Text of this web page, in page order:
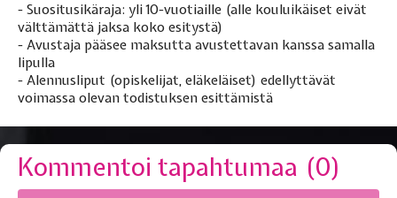
- Suositusikäraja: yli 10-vuotiaille (alle kouluikäiset eivät
välttämättä jaksa koko esitystä)
- Avustaja pääsee maksutta avustettavan kanssa samalla
lipulla
- Alennusliput (opiskelijat, eläkeläiset) edellyttävät
voimassa olevan todistuksen esittämistä
Kommentoi tapahtumaa (0)